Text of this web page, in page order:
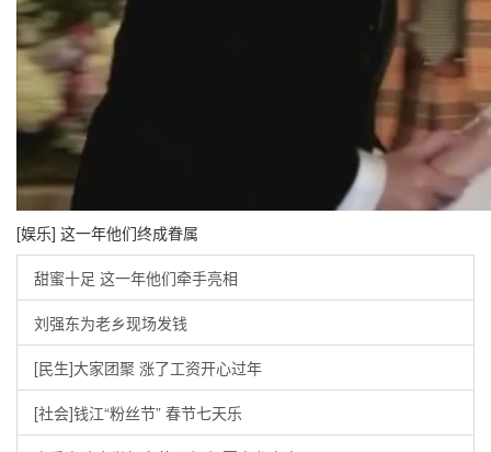
[娱乐] 这一年他们终成眷属
甜蜜十足 这一年他们牵手亮相
刘强东为老乡现场发钱
[民生]大家团聚 涨了工资开心过年
[社会]钱江“粉丝节” 春节七天乐